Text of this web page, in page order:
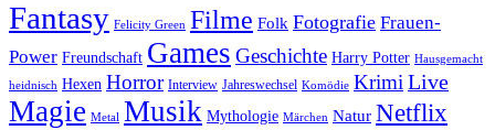
Fantasy Felicity Green Filme Folk Fotografie Frauen-
Power Freundschaft Games Geschichte Harry Potter Hausgemacht
heidnisch Hexen Horror Interview Jahreswechsel Komödie Krimi Live
Magie Metal Musik Mythologie Märchen Natur Netflix